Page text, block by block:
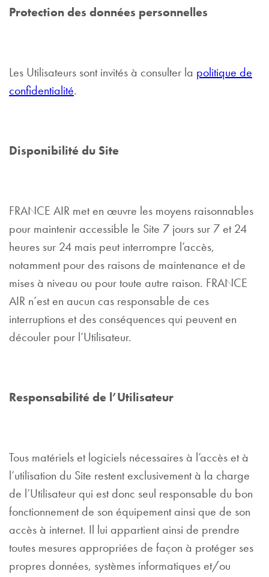
Protection des données personnelles
Les Utilisateurs sont invités à consulter la politique de
confidentialité.
Disponibilité du Site
FRANCE AIR met en œuvre les moyens raisonnables
pour maintenir accessible le Site 7 jours sur 7 et 24
heures sur 24 mais peut interrompre l’accès,
notamment pour des raisons de maintenance et de
mises à niveau ou pour toute autre raison. FRANCE
AIR n’est en aucun cas responsable de ces
interruptions et des conséquences qui peuvent en
découler pour l’Utilisateur.
Responsabilité de l’Utilisateur
Tous matériels et logiciels nécessaires à l’accès et à
l’utilisation du Site restent exclusivement à la charge
de l’Utilisateur qui est donc seul responsable du bon
fonctionnement de son équipement ainsi que de son
accès à internet. Il lui appartient ainsi de prendre
toutes mesures appropriées de façon à protéger ses
propres données, systèmes informatiques et/ou